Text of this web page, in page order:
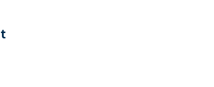
t